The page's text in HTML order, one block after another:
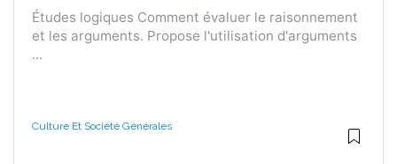
Études logiques Comment évaluer le raisonnement
et les arguments. Propose l'utilisation d'arguments
...
Culture Et Société Générales